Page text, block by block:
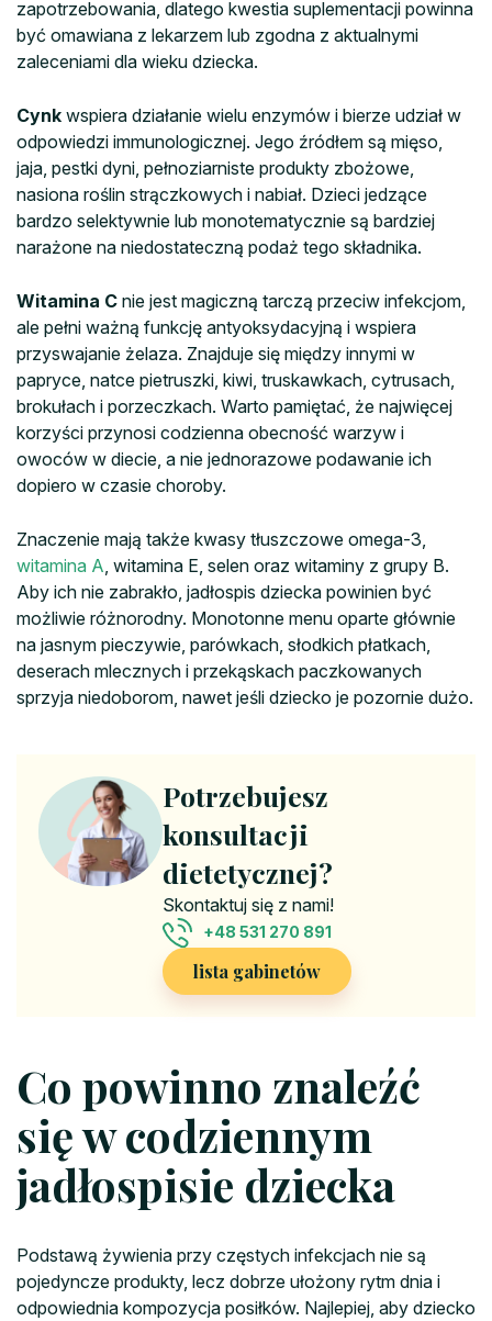
zapotrzebowania, dlatego kwestia suplementacji powinna
być omawiana z lekarzem lub zgodna z aktualnymi
zaleceniami dla wieku dziecka.
Cynk wspiera działanie wielu enzymów i bierze udział w
odpowiedzi immunologicznej. Jego źródłem są mięso,
jaja, pestki dyni, pełnoziarniste produkty zbożowe,
nasiona roślin strączkowych i nabiał. Dzieci jedzące
bardzo selektywnie lub monotematycznie są bardziej
narażone na niedostateczną podaż tego składnika.
Witamina C nie jest magiczną tarczą przeciw infekcjom,
ale pełni ważną funkcję antyoksydacyjną i wspiera
przyswajanie żelaza. Znajduje się między innymi w
papryce, natce pietruszki, kiwi, truskawkach, cytrusach,
brokułach i porzeczkach. Warto pamiętać, że najwięcej
korzyści przynosi codzienna obecność warzyw i
owoców w diecie, a nie jednorazowe podawanie ich
dopiero w czasie choroby.
Znaczenie mają także kwasy tłuszczowe omega-3,
witamina A , witamina E, selen oraz witaminy z grupy B.
Aby ich nie zabrakło, jadłospis dziecka powinien być
możliwie różnorodny. Monotonne menu oparte głównie
na jasnym pieczywie, parówkach, słodkich płatkach,
deserach mlecznych i przekąskach paczkowanych
sprzyja niedoborom, nawet jeśli dziecko je pozornie dużo.
Potrzebujesz
konsultacji
dietetycznej?
Skontaktuj się z nami!
+48 531 270 891
lista gabinetów
Co powinno znaleźć
się w codziennym
jadłospisie dziecka
Podstawą żywienia przy częstych infekcjach nie są
pojedyncze produkty, lecz dobrze ułożony rytm dnia i
odpowiednia kompozycja posiłków. Najlepiej, aby dziecko